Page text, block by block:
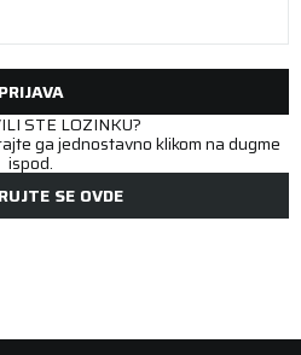
PRIJAVA
STE LOZINKU?
ga jednostavno klikom na dugme
ispod.
SE OVDE